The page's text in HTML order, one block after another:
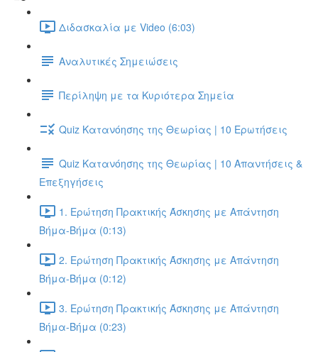
Διδασκαλία με Video (6:03)
Αναλυτικές Σημειώσεις
Περίληψη με τα Κυριότερα Σημεία
Quiz Κατανόησης της Θεωρίας | 10 Ερωτήσεις
Quiz Κατανόησης της Θεωρίας | 10 Απαντήσεις &
Επεξηγήσεις
1. Ερώτηση Πρακτικής Άσκησης με Απάντηση
Βήμα-Βήμα (0:13)
2. Ερώτηση Πρακτικής Άσκησης με Απάντηση
Βήμα-Βήμα (0:12)
3. Ερώτηση Πρακτικής Άσκησης με Απάντηση
Βήμα-Βήμα (0:23)